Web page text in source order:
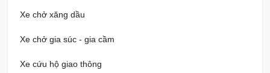
Xe chở xăng dầu
Xe chở gia súc - gia cầm
Xe cứu hộ giao thông